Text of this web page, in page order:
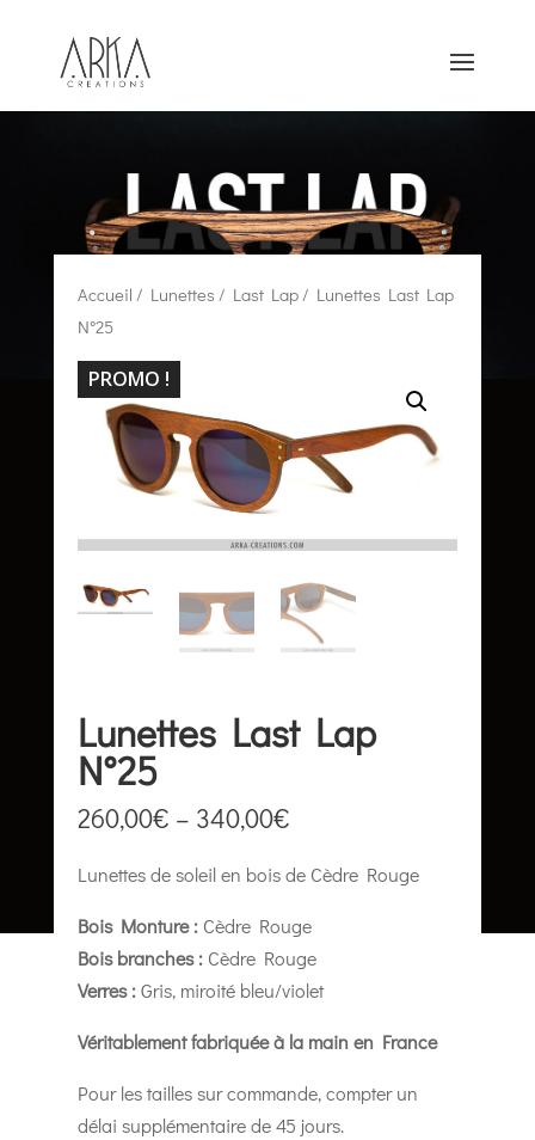
Accueil / Lunettes / Last Lap/ Lunettes Last Lap
N°25
PROMO !
Lunettes Last Lap
N°25
260,00€ – 340,00€
Lunettes de soleil en bois de Cèdre Rouge
Bois Monture :Cèdre Rouge
Bois branches :Cèdre Rouge
Verres :Gris, miroité bleu/violet
Véritablement fabriquée à la main en France
Pour les tailles sur commande, compter un
délai supplémentaire de 45 jours.